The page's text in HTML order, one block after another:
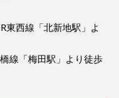
東西線「北新地駅」よ
線「梅田駅」より徒歩